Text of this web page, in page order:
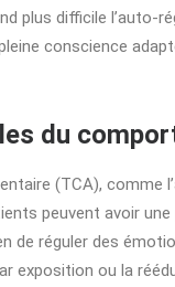
plus difficile l’auto-
conscience
du
(TCA), comme
peuvent avoir
de réguler des
exposition ou la